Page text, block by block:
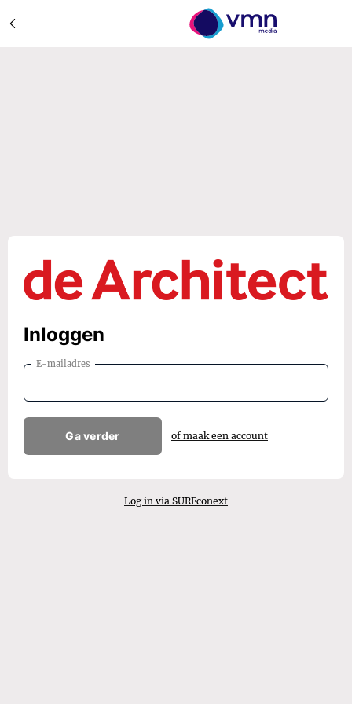
Inloggen
E-mailadres
Ga verder of maak een account
Log in via SURFconext